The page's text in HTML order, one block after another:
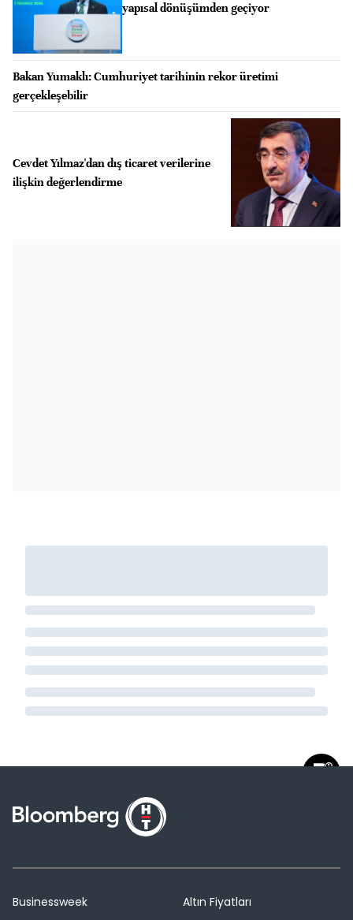
yapısal dönüşümden geçiyor
Bakan Yumaklı: Cumhuriyet tarihinin rekor üretimi
gerçekleşebilir
Cevdet Yılmaz'dan dış ticaret verilerine
ilişkin değerlendirme
Businessweek Altın Fiyatları